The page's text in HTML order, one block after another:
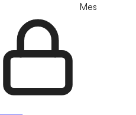
Mes